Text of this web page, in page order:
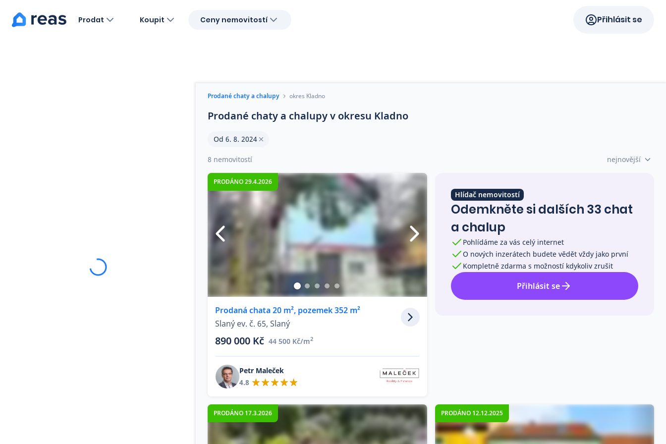
Prodat Koupit Ceny nemovitostí Přihlásit se
Prodané chaty a chalupy okres Kladno
Prodané chaty a chalupy v okresu Kladno
Od 6. 8. 2024
8 nemovitostí nejnovější
PRODÁNO 29.4.2026
Prodaná chata 20 m², pozemek 352 m²
Slaný ev. č. 65, Slaný
890 000 Kč 44 500 Kč/m2
Petr Maleček
4.8
Hlídač nemovitostí
Odemkněte si dalších 33 chat
a chalup
Pohlídáme za vás celý internet
O nových inzerátech budete vědět vždy jako první
Kompletně zdarma s možností kdykoliv zrušit
Přihlásit se
PRODÁNO 17.3.2026 PRODÁNO 12.12.2025